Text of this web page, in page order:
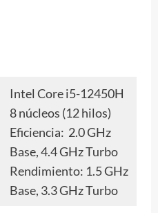
Intel Core i5-12450H
8 núcleos (12 hilos)
Eficiencia: 2.0 GHz
Base, 4.4 GHz Turbo
Rendimiento: 1.5 GHz
Base, 3.3 GHz Turbo